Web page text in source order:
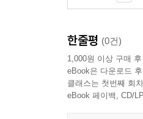
한줄평 (0건)
1,000원 이상 구매
eBook은 다운로드
클래스는 첫번째 회
eBook 페이백, CD/